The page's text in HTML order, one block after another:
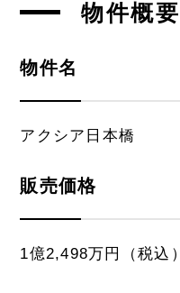
物件概要
物件名
アクシア日本橋
販売価格
1億2,498万円（税込）